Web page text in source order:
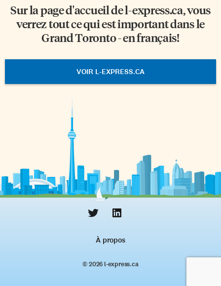
Sur la page d'accueil del-express.ca, vous
verrez tout ce qui est important dans le
Grand Toronto - en français!
VOIR L-EXPRESS.CA
À propos
© 2026 l‑express.ca